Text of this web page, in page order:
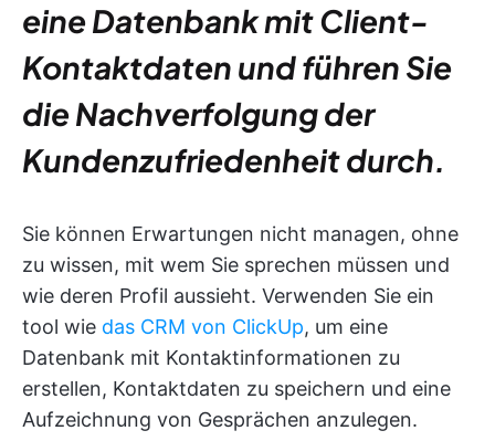
eine Datenbank mit Client-
Kontaktdaten und führen Sie
die Nachverfolgung der
Kundenzufriedenheit durch.
Sie können Erwartungen nicht managen, ohne
zu wissen, mit wem Sie sprechen müssen und
wie deren Profil aussieht. Verwenden Sie ein
tool wie das CRM von ClickUp, um eine
Datenbank mit Kontaktinformationen zu
erstellen, Kontaktdaten zu speichern und eine
Aufzeichnung von Gesprächen anzulegen.